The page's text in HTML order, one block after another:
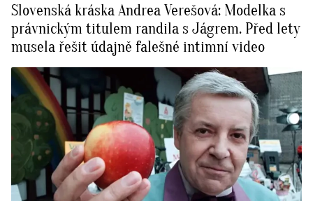
Slovenská kráska Andrea Verešová: Modelka s
právnickým titulem randila s Jágrem. Před lety
musela řešit údajně falešné intimní video